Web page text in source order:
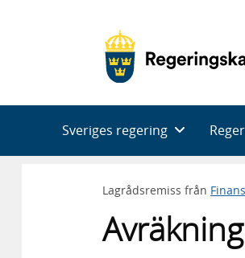
Sveriges regering
Lagrådsremiss från